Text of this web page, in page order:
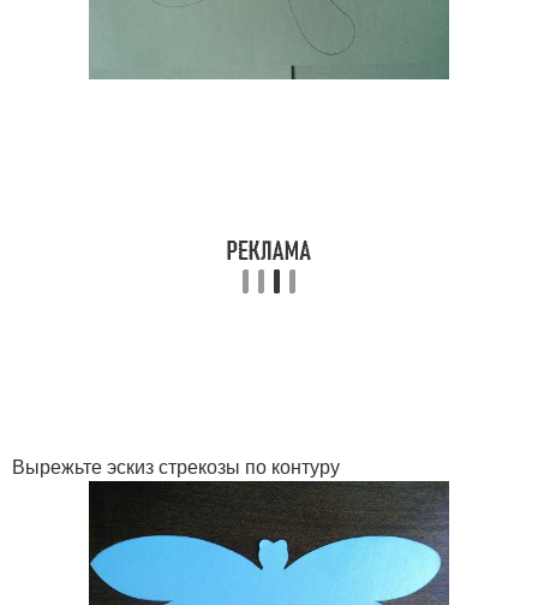
Вырежьте эскиз стрекозы по контуру